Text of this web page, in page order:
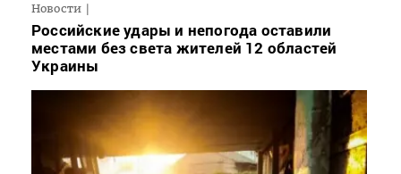
Новости
Российские удары и непогода оставили
местами без света жителей 12 областей
Украины